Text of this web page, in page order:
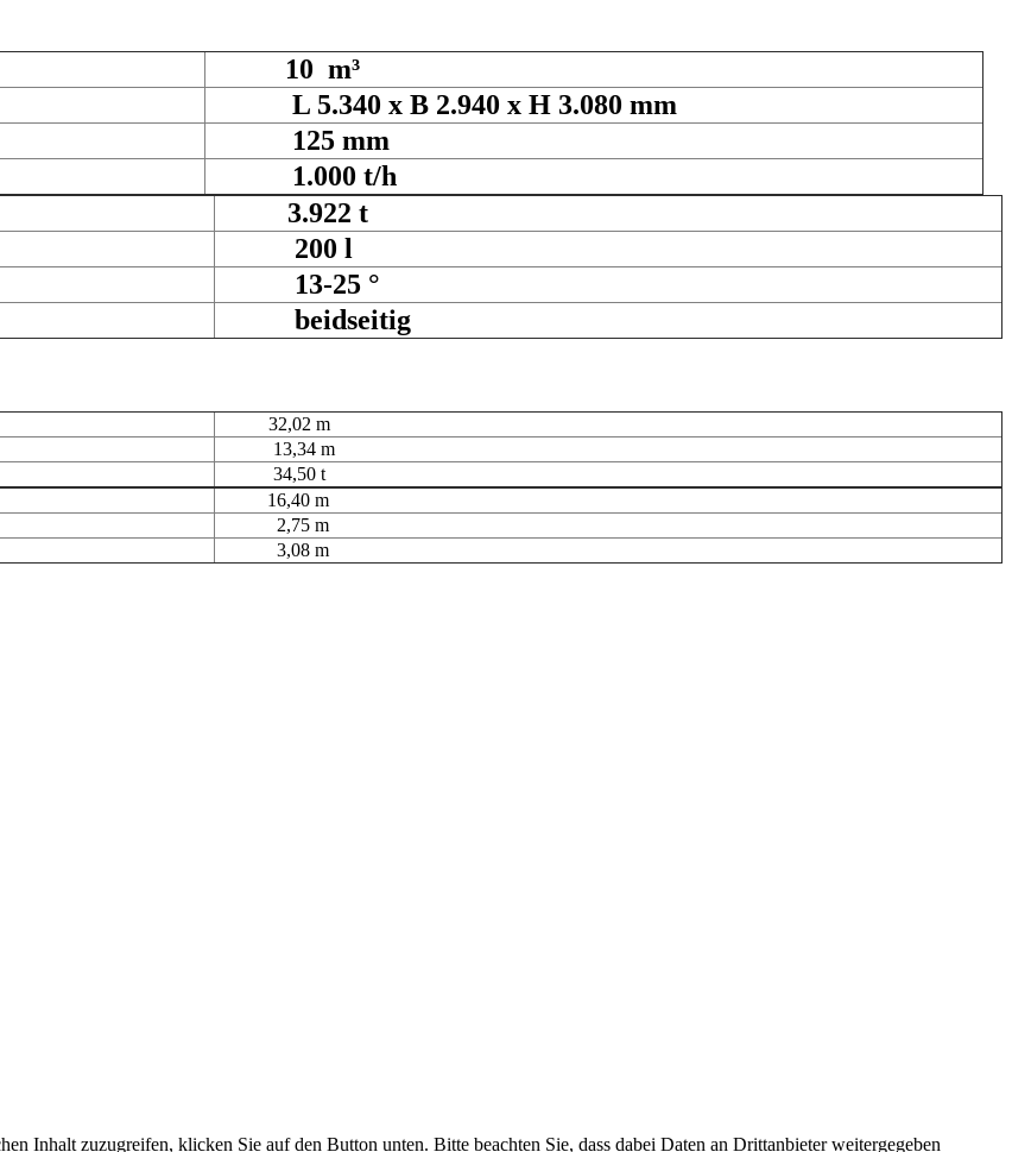
10 m³
L 5.340 x B 2.940 x H 3.080 mm
125 mm
1.000 t/h
3.922 t
200 l
13-25 °
beidseitig
32,02 m
13,34 m
34,50 t
16,40 m
2,75 m
3,08 m
Inhalt zuzugreifen, klicken Sie auf den Button unten. Bitte beachten Sie, dass dabei Daten an Drittanbieter weitergegeben